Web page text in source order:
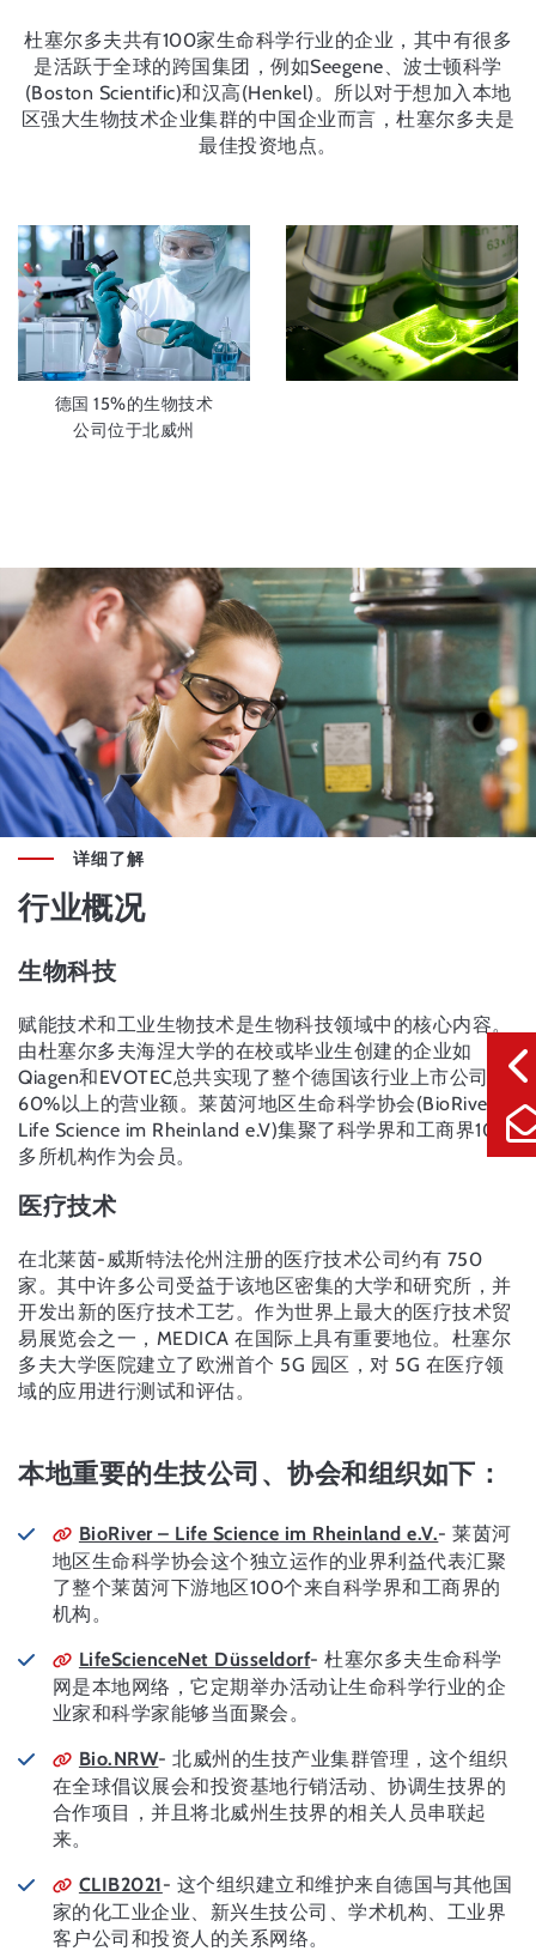
杜塞尔多夫共有100家生命科学行业的企业，其中有很多
是活跃于全球的跨国集团，例如Seegene、波士顿科学
(Boston Scientific)和汉高(Henkel)。所以对于想加入本地
区强大生物技术企业集群的中国企业而言，杜塞尔多夫是
最佳投资地点。
德国 15%的生物技术
公司位于北威州
详细了解
行业概况
生物科技
赋能技术和工业生物技术是生物科技领域中的核心内容。
由杜塞尔多夫海涅大学的在校或毕业生创建的企业如
Qiagen和EVOTEC总共实现了整个德国该行业上市公司
60%以上的营业额。莱茵河地区生命科学协会(BioRiver -
Life Science im Rheinland e.V)集聚了科学界和工商界100
多所机构作为会员。
医疗技术
在北莱茵-威斯特法伦州注册的医疗技术公司约有 750
家。其中许多公司受益于该地区密集的大学和研究所，并
开发出新的医疗技术工艺。作为世界上最大的医疗技术贸
易展览会之一，MEDICA 在国际上具有重要地位。杜塞尔
多夫大学医院建立了欧洲首个 5G 园区，对 5G 在医疗领
域的应用进行测试和评估。
本地重要的生技公司、协会和组织如下：
BioRiver – Life Science im Rheinland e.V.- 莱茵河
地区生命科学协会这个独立运作的业界利益代表汇聚
了整个莱茵河下游地区100个来自科学界和工商界的
机构。
LifeScienceNet Düsseldorf- 杜塞尔多夫生命科学
网是本地网络，它定期举办活动让生命科学行业的企
业家和科学家能够当面聚会。
Bio.NRW- 北威州的生技产业集群管理，这个组织
在全球倡议展会和投资基地行销活动、协调生技界的
合作项目，并且将北威州生技界的相关人员串联起
来。
CLIB2021- 这个组织建立和维护来自德国与其他国
家的化工业企业、新兴生技公司、学术机构、工业界
客户公司和投资人的关系网络。